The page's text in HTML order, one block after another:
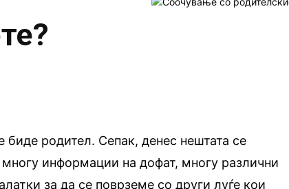
родител. Сепак, денес нештата се
информации на дофат, многу различни
за да се поврземе со други луѓе кои